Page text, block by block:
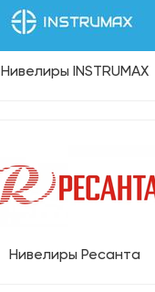
Нивелиры INSTRUMAX
Нивелиры Ресанта